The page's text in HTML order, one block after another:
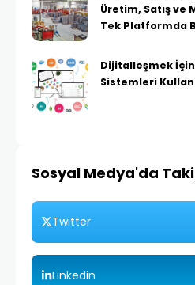
Üretim, Satış ve
Tek Platformda
Dijitalleşmek
Sistemleri
Sosyal Medya'da
Twitter
Linkedin